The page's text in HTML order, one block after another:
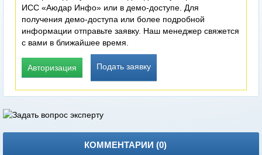
ИСС «Аюдар Инфо» или в демо-доступе. Для
получения демо-доступа или более подробной
информации отправьте заявку. Наш менеджер свяжется
с вами в ближайшее время.
Авторизация Подать заявку
КОММЕНТАРИИ (0)